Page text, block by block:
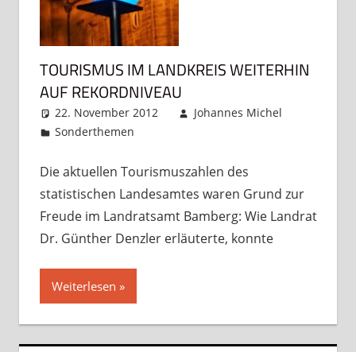
TOURISMUS IM LANDKREIS WEITERHIN
AUF REKORDNIVEAU
22. November 2012
Johannes Michel
Sonderthemen
Die aktuellen Tourismuszahlen des
statistischen Landesamtes waren Grund zur
Freude im Landratsamt Bamberg: Wie Landrat
Dr. Günther Denzler erläuterte, konnte
Weiterlesen